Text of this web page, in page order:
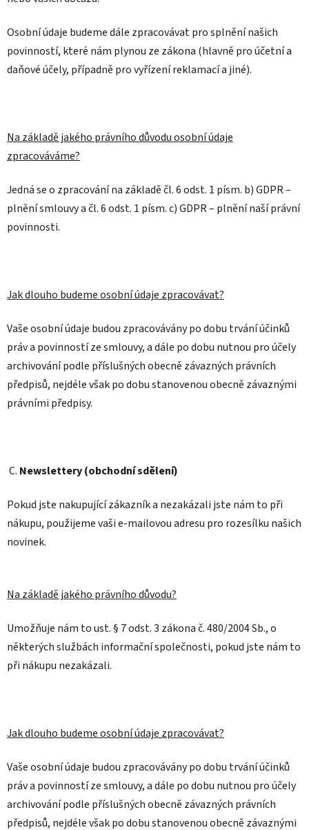
Osobní údaje budeme dále zpracovávat pro splnění našich
povinností, které nám plynou ze zákona (hlavně pro účetní a
daňové účely, případně pro vyřízení reklamací a jiné).
Na základě jakého právního důvodu osobní údaje
zpracováváme?
Jedná se o zpracování na základě čl. 6 odst. 1 písm. b) GDPR –
plnění smlouvy a čl. 6 odst. 1 písm. c) GDPR – plnění naší právní
povinnosti.
Jak dlouho budeme osobní údaje zpracovávat?
Vaše osobní údaje budou zpracovávány po dobu trvání účinků
práv a povinností ze smlouvy, a dále po dobu nutnou pro účely
archivování podle příslušných obecně závazných právních
předpisů, nejdéle však po dobu stanovenou obecně závaznými
právními předpisy.
C. Newslettery (obchodní sdělení)
Pokud jste nakupující zákazník a nezakázali jste nám to při
nákupu, použijeme vaši e-mailovou adresu pro rozesílku našich
novinek.
Na základě jakého právního důvodu?
Umožňuje nám to ust. § 7 odst. 3 zákona č. 480/2004 Sb., o
některých službách informační společnosti, pokud jste nám to
při nákupu nezakázali.
Jak dlouho budeme osobní údaje zpracovávat?
Vaše osobní údaje budou zpracovávány po dobu trvání účinků
práv a povinností ze smlouvy, a dále po dobu nutnou pro účely
archivování podle příslušných obecně závazných právních
předpisů, nejdéle však po dobu stanovenou obecně závaznými